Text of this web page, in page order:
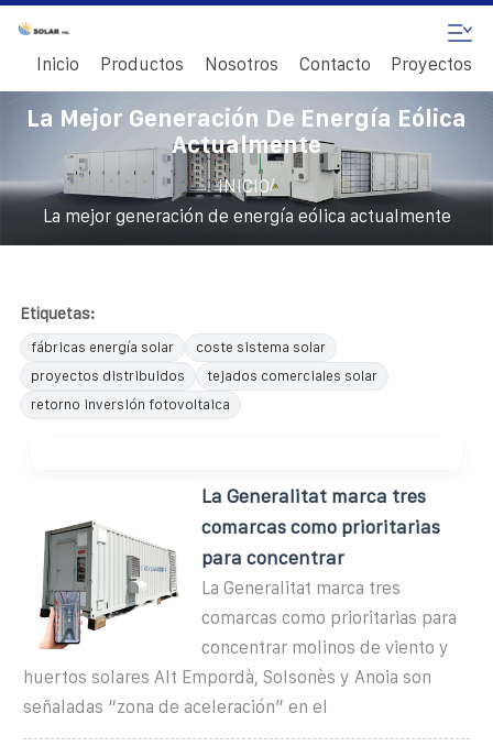
Inicio Productos Nosotros Contacto Proyectos
La Mejor Generación De Energía Eólica
Actualmente
INICIO/
La mejor generación de energía eólica actualmente
Etiquetas:
fábricas energía solar
coste sistema solar
proyectos distribuidos
tejados comerciales solar
retorno inversión fotovoltaica
La Generalitat marca tres
comarcas como prioritarias
para concentrar
La Generalitat marca tres
comarcas como prioritarias para
concentrar molinos de viento y
huertos solares Alt Empordà, Solsonès y Anoia son
señaladas “zona de aceleración” en el